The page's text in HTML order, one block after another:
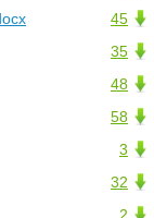
45
35
48
58
3
32